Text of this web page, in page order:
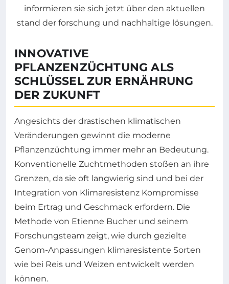
INNOVATIVE
PFLANZENZÜCHTUNG ALS
SCHLÜSSEL ZUR ERNÄHRUNG
DER ZUKUNFT
Angesichts der drastischen klimatischen
Veränderungen gewinnt die moderne
Pflanzenzüchtung immer mehr an Bedeutung.
Konventionelle Zuchtmethoden stoßen an ihre
Grenzen, da sie oft langwierig sind und bei der
Integration von Klimaresistenz Kompromisse
beim Ertrag und Geschmack erfordern. Die
Methode von Etienne Bucher und seinem
Forschungsteam zeigt, wie durch gezielte
Genom-Anpassungen klimaresistente Sorten
wie bei Reis und Weizen entwickelt werden
können.